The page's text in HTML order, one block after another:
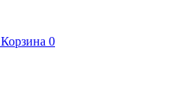
Корзина 0